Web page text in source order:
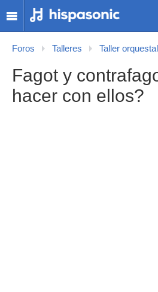
Foros Talleres Taller orquestal
Fagot y
hacer con ellos?